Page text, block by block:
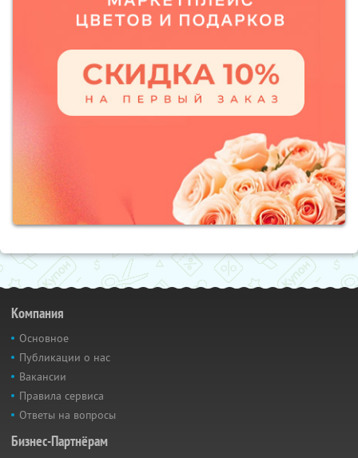
Компания
Основное
Публикации о нас
Вакансии
Правила сервиса
Ответы на вопросы
Бизнес-Партнёрам